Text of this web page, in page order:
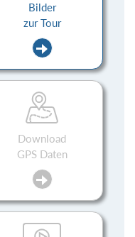
Bilder
zur Tour
Download
GPS Daten